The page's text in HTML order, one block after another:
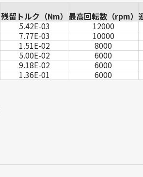
残留トルク（Nm） 最高回転数（rpm）
5.42E-03 12000
7.77E-03 10000
1.51E-02 8000
5.00E-02 6000
9.18E-02 6000
1.36E-01 6000